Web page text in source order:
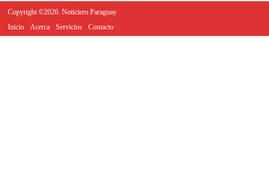
Copyright ©2026. Noticiero Paraguay
Inicio
Acerca Servicios Contacto